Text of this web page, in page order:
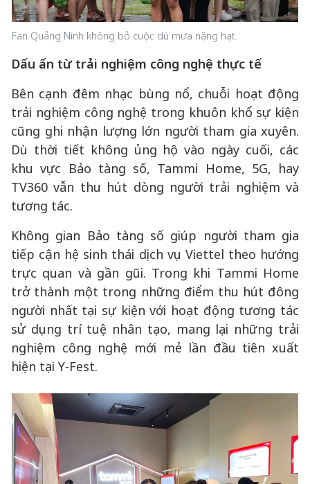
Fan Quảng Ninh không bỏ cuộc dù mưa nặng hạt.
Dấu ấn từ trải nghiệm công nghệ thực tế
Bên cạnh đêm nhạc bùng nổ, chuỗi hoạt động
trải nghiệm công nghệ trong khuôn khổ sự kiện
cũng ghi nhận lượng lớn người tham gia xuyên.
Dù thời tiết không ủng hộ vào ngày cuối, các
khu vực Bảo tàng số, Tammi Home, 5G, hay
TV360 vẫn thu hút dòng người trải nghiệm và
tương tác.
Không gian Bảo tàng số giúp người tham gia
tiếp cận hệ sinh thái dịch vụ Viettel theo hướng
trực quan và gần gũi. Trong khi Tammi Home
trở thành một trong những điểm thu hút đông
người nhất tại sự kiện với hoạt động tương tác
sử dụng trí tuệ nhân tạo, mang lại những trải
nghiệm công nghệ mới mẻ lần đầu tiên xuất
hiện tại Y-Fest.